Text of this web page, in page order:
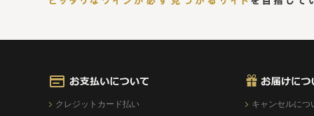
クレジットカード払い
キャンセルにつ